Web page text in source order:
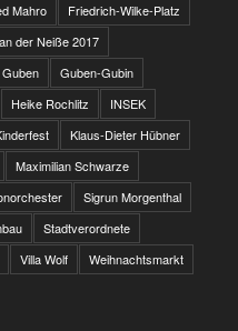
Mahro
Friedrich-Wilke-Platz
der Neiße 2017
Guben
Guben-Gubin
Heike Rochlitz
INSEK
Klaus-Dieter Hübner
Maximilian Schwarze
Sigrun Morgenthal
Stadtverordnete
Villa Wolf Weihnachtsmarkt